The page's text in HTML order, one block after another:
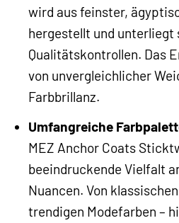
wird aus feinster,
hergestellt und unterliegt
Qualitätskontrollen. Das
von unvergleichlicher
Farbbrillanz.
Umfangreiche
MEZ Anchor Coats
beeindruckende Vielfalt
Nuancen. Von
trendigen Modefarben –